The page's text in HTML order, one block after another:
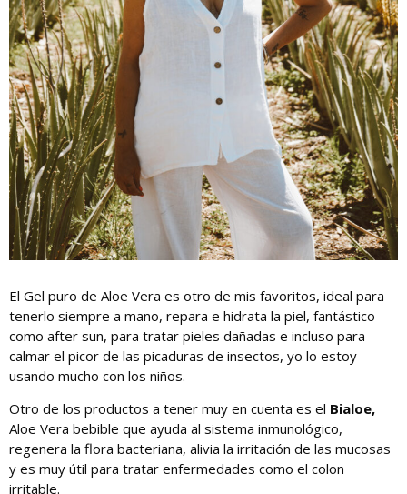
El Gel puro de Aloe Vera es otro de mis favoritos, ideal para
tenerlo siempre a mano, repara e hidrata la piel, fantástico
como after sun, para tratar pieles dañadas e incluso para
calmar el picor de las picaduras de insectos, yo lo estoy
usando mucho con los niños.
Otro de los productos a tener muy en cuenta es el Bialoe,
Aloe Vera bebible que ayuda al sistema inmunológico,
regenera la flora bacteriana, alivia la irritación de las mucosas
y es muy útil para tratar enfermedades como el colon
irritable.